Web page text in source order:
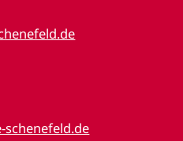
schenefeld.de